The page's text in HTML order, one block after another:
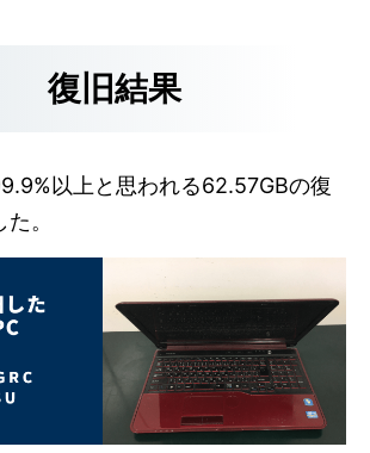
復旧結果
以上と思われる62.57GBの復
。